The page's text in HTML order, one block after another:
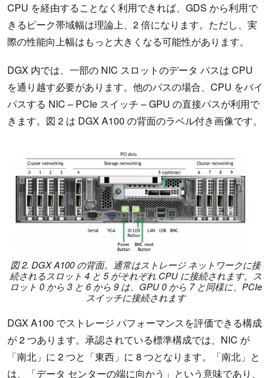
CPU を経由することなく利用できれば、GDS から利用で
きるピーク帯域幅は理論上、2 倍になります。ただし、実
際の性能向上幅はもっと大きくなる可能性があります。
DGX 内では、一部の NIC スロットのデータ パスは CPU
を通り越す必要があります。他のパスの場合、CPU をバイ
パスする NIC – PCIe スイッチ – GPU の直接パスが利用で
きます。図 2 は DGX A100 の背面のラベル付き画像です。
図 2. DGX A100 の背面。通常はストレージ ネットワークに接
続されるスロット 4 と 5 がそれぞれ CPU に接続されます。ス
ロット 0 から 3 と 6 から 9 は、GPU 0 から 7 と同様に、PCIe
スイッチに接続されます
DGX A100 でストレージ パフォーマンスを評価できる構成
が 2 つあります。承認されている標準構成では、NIC が
「南北」に 2 つと「東西」に 8 つとなります。「南北」と
は、「データ センターの端に向かう」という意味であり、